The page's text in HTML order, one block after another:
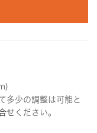
多少の調整は可能と
せ ください。